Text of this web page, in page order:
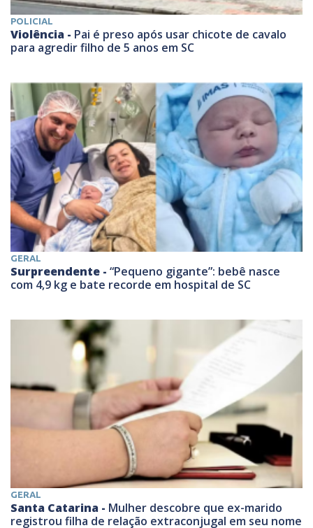
POLICIAL
Violência - Pai é preso após usar chicote de cavalo
para agredir filho de 5 anos em SC
GERAL
Surpreendente - “Pequeno gigante”: bebê nasce
com 4,9 kg e bate recorde em hospital de SC
GERAL
Santa Catarina - Mulher descobre que ex-marido
registrou filha de relação extraconjugal em seu nome